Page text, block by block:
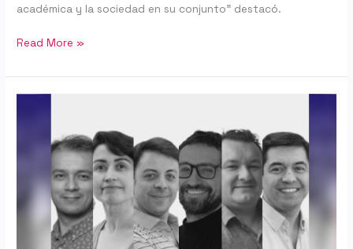
académica y la sociedad en su conjunto” destacó.
Read More »
Inteligencia
Artificial
presenta